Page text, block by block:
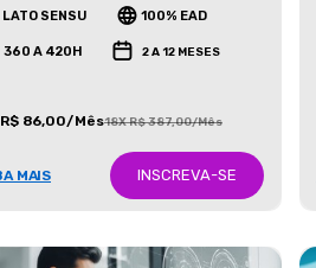
LATO SENSU 100% EAD
360 A 420H 2 A 12 MESES
R$ 86,00/Mês18X R$ 387,00/Mês
MAIS INSCREVA-SE